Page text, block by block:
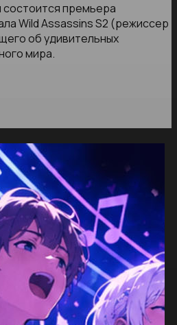
премьера
Wild Assassins S2 (режиссер
об удивительных
мира.